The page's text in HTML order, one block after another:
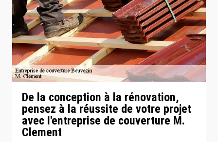
De la conception à la rénovation,
pensez à la réussite de votre projet
avec l'entreprise de couverture M.
Clement